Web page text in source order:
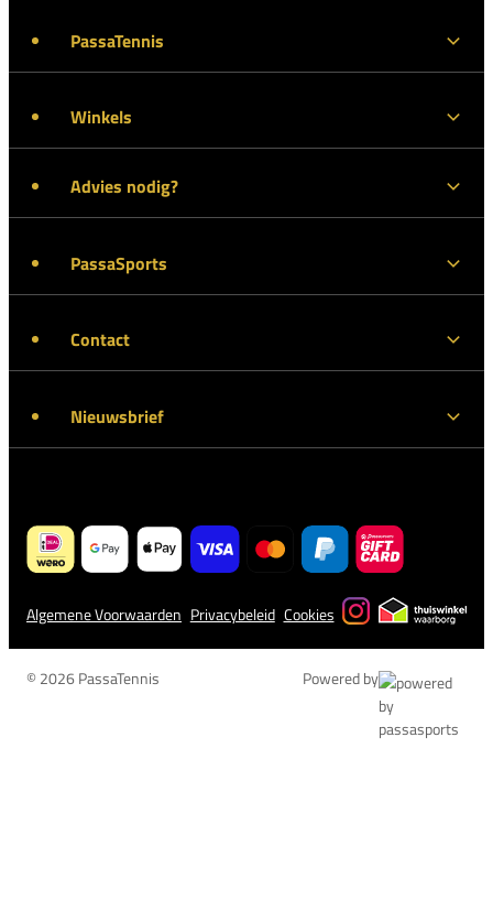
PassaTennis
Winkels
Advies nodig?
PassaSports
Contact
Nieuwsbrief
Algemene Voorwaarden Privacybeleid Cookies
© 2026 PassaTennis Powered by